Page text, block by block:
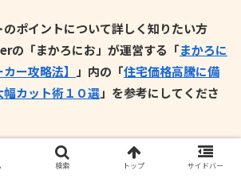
のポイントについて詳しく知りたい方
の「まかろにお」が運営する「まかろに
ー攻略法】 」内の「住宅価格高騰に備
カット術１０選」を参考にしてくださ
によって提案内容に差
検索 トップ サイドバー